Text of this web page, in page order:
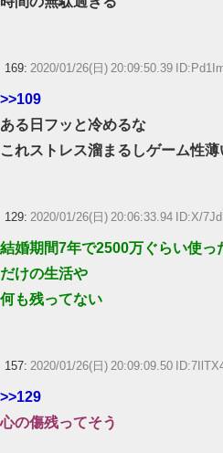
169: 2020/01/26(日) 20:09:50.39
>>109
ある日フッと冷めるな
これストレス溜まるしゲーム性
129: 2020/01/26(日) 20:06:33.94 ID:X/
結婚期間7年で2500万ぐらい使っ
だけの生活や
何も残ってない
157: 2020/01/26(日) 20:09:09.50
>>129
心の傷残ってそう